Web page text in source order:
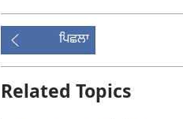
ਪਿਛਲਾ
Related Topics